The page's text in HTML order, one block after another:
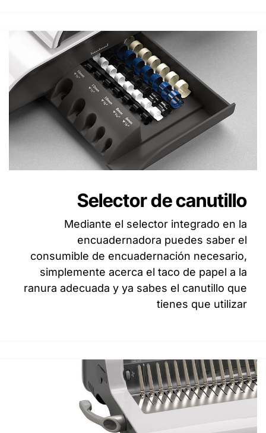
Selector de canutillo
Mediante el selector integrado en la
encuadernadora puedes saber el
consumible de encuadernación necesario,
simplemente acerca el taco de papel a la
ranura adecuada y ya sabes el canutillo que
tienes que utilizar